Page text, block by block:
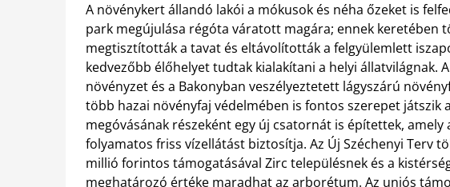
A növénykert állandó lakói a mókusok és néha őzeket is
park megújulása régóta váratott magára; ennek keretében
megtisztították a tavat és eltávolították a felgyülemlett
kedvezőbb élőhelyet tudtak kialakítani a helyi állatvilágnak.
növényzet és a Bakonyban veszélyeztetett lágyszárú
több hazai növényfaj védelmében is fontos szerepet játszik
megóvásának részeként egy új csatornát is építettek, amely
folyamatos friss vízellátást biztosítja. Az Új Széchenyi Terv
millió forintos támogatásával Zirc településnek és a
meghatározó értéke maradhat az arborétum. Az uniós